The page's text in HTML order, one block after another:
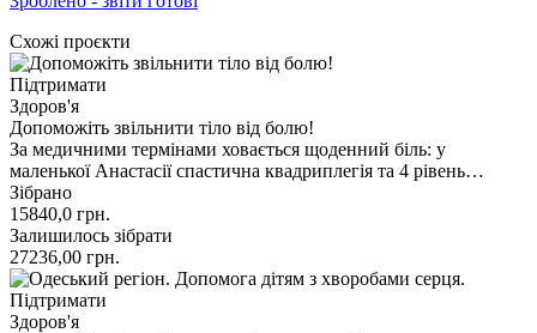
Схожі проєкти
Підтримати
Здоров'я
Допоможіть звільнити тіло від болю!
За медичними термінами ховається щоденний біль: у
маленької Анастасії спастична квадриплегія та 4 рівень…
Зібрано
15840,0 грн.
Залишилось зібрати
27236,00 грн.
Підтримати
Здоров'я